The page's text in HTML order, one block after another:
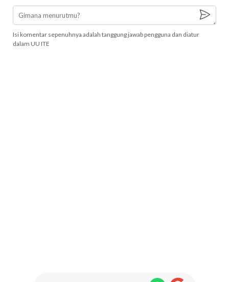
Isi komentar sepenuhnya adalah tanggung jawab pengguna dan diatur
dalam UU ITE